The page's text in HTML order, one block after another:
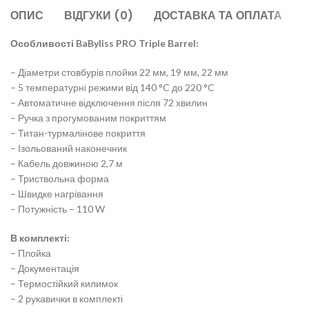
ОПИС ВІДГУКИ (0) ДОСТАВКА ТА ОПЛАТА
Особливості BaByliss PRO Triple Barrel:
– Діаметри стовбурів плойки 22 мм, 19 мм, 22 мм
– 5 температурні режими від 140 °C до 220 °C
– Автоматичне відключення після 72 хвилин
– Ручка з прогумованим покриттям
– Титан-турмалінове покриття
– Ізольований наконечник
– Кабель довжиною 2,7 м
– Триствольна форма
– Швидке нагрівання
– Потужність – 110 W
В комплекті:
– Плойка
– Документація
– Термостійкий килимок
– 2 рукавички в комплекті